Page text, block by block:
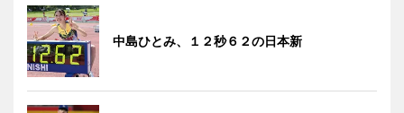
中島ひとみ、１２秒６２の日本新